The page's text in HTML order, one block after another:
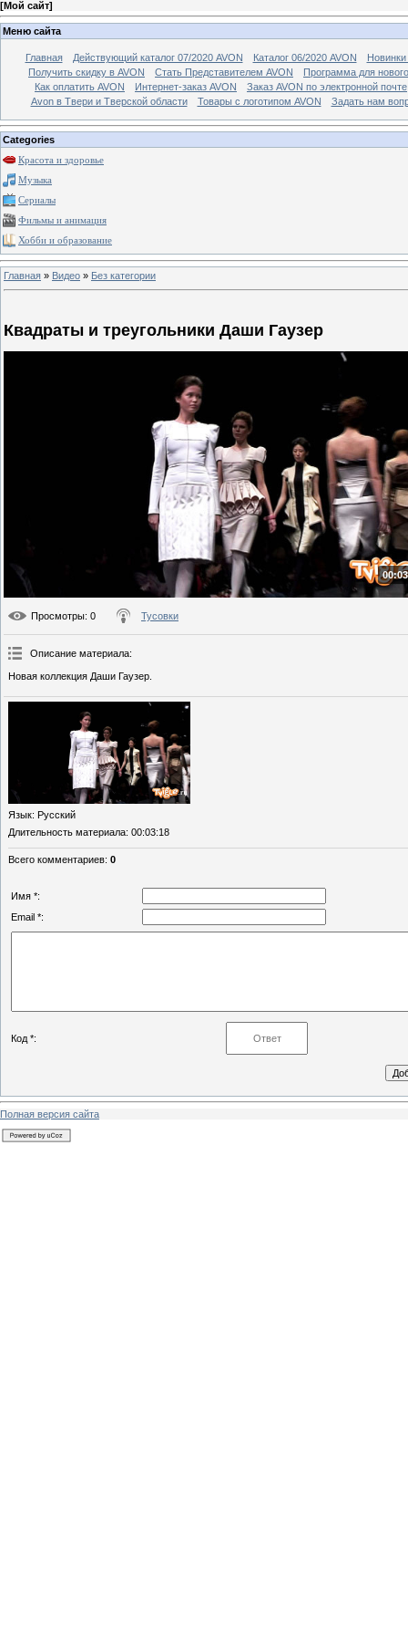
[Мой сайт]
Меню сайта
Главная Действующий каталог 07/2020 AVON Каталог 06/2020 AVON
Новинки
Получить скидку в AVON
Стать Представителем AVON
Программа для
Как оплатить AVON
Интернет-заказ AVON
Заказ AVON по электронной почте
Avon в Твери и Тверской области
Товары с логотипом AVON Задать нам
Categories
Красота и здоровье
Музыка
Сериалы
Фильмы и анимация
Хобби и образование
Главная » Видео » Без категории
Квадраты и треугольники Даши Гаузер
Просмотры: 0 Тусовки
Описание материала:
Новая коллекция Даши Гаузер.
Язык: Русский
Длительность материала: 00:03:18
Всего комментариев: 0
Имя *:
Email *:
Код *:
Полная версия сайта